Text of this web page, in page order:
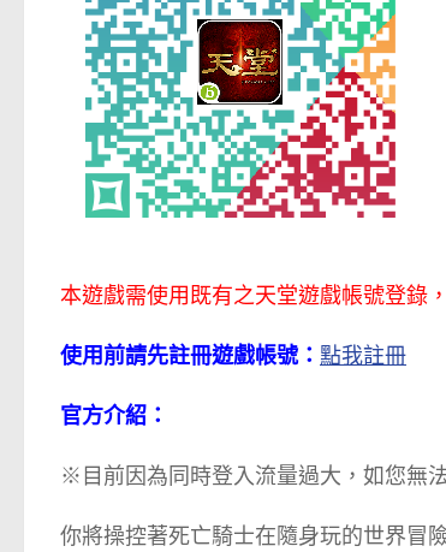
本遊戲需使用既有之天堂遊戲帳號登錄
使用前請先註冊遊戲帳號： 點我註冊
官方介紹：
※目前因為同時登入流量過大，如您無
你將操控著死亡騎士在隨身玩的世界冒